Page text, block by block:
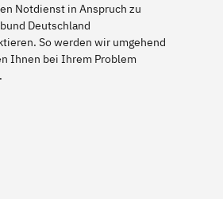
Notdienst in Anspruch zu
Deutschland
So werden wir umgehend
Ihnen bei Ihrem Problem